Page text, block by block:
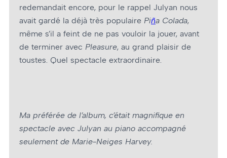
redemandait encore, pour le rappel Julyan nous
avait gardé la déjà très populaire Piña Colada,
même s’il a feint de ne pas vouloir la jouer, avant
de terminer avec Pleasure, au grand plaisir de
toustes. Quel spectacle extraordinaire.
Ma préférée de l’album, c’était magnifique en
spectacle avec Julyan au piano accompagné
seulement de Marie-Neiges Harvey.